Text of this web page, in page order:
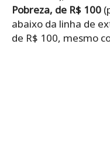
Pobreza, de R$ 100
abaixo da linha de
de R$ 100, mesmo